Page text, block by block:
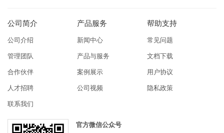
公司简介
公司介绍
管理团队
合作伙伴
人才招聘
联系我们
产品服务
新闻中心
产品与服务
案例展示
公司视频
帮助支持
常见问题
文档下载
用户协议
隐私政策
官方微信公众号